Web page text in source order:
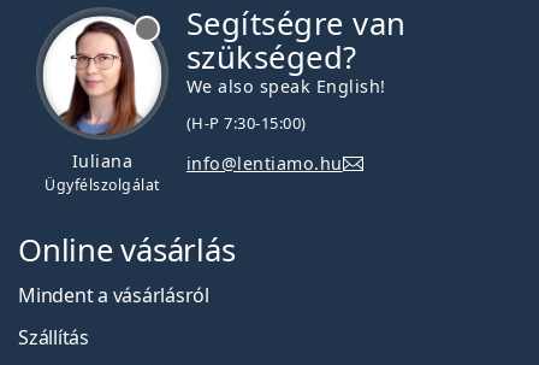
Iuliana
Ügyfélszolgálat
Segítségre van
szükséged?
We also speak English!
(H-P 7:30-15:00)
info@lentiamo.hu
Online vásárlás
Mindent a vásárlásról
Szállítás